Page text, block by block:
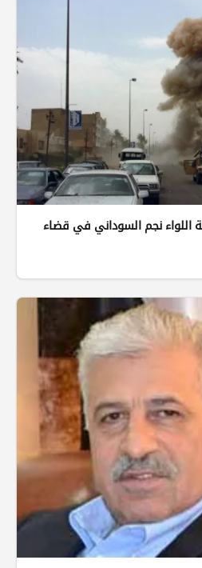
اللواء نجم السوداني في قضاء